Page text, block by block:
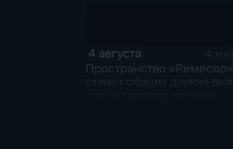
4 августа
Пространство «Ремесло»